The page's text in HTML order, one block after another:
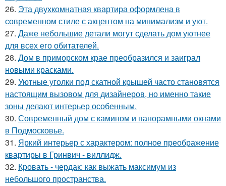
26. Эта двухкомнатная квартира оформлена в
современном стиле с акцентом на минимализм и уют.
27. Даже небольшие детали могут сделать дом уютнее
для всех его обитателей.
28. Дом в приморском крае преобразился и заиграл
новыми красками.
29. Уютные уголки под скатной крышей часто становятся
настоящим вызовом для дизайнеров, но именно такие
зоны делают интерьер особенным.
30. Современный дом с камином и панорамными окнами
в Подмосковье.
31. Яркий интерьер с характером: полное преображение
квартиры в Гринвич - виллидж.
32. Кровать - чердак: как выжать максимум из
небольшого пространства.